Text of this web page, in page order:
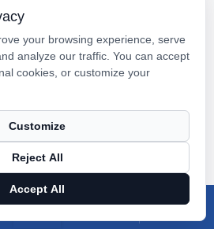
yang sedikit
konformasi yang
gigi yang tidak
dapat
kontak dibandingkan
kawat yang kaku.
saat saya
interdental. Haruskah
your browsing experience, serve
analyze our traffic. You can accept
cookies, or customize your
Customize
Reject All
Accept All